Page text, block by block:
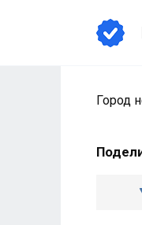
Город